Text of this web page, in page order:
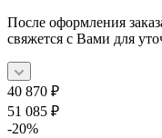
После оформления
свяжется с Вами для
40 870 ₽
51 085 ₽
-20%